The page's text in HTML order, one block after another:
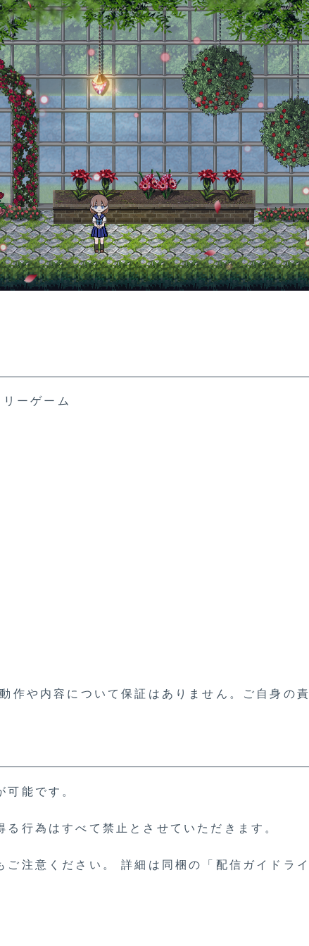
ーゲーム
作や内容について保証はありません。ご自身の
可能です。
行為はすべて禁止とさせていただきます。
ご注意ください。 詳細は同梱の「配信ガイドラ